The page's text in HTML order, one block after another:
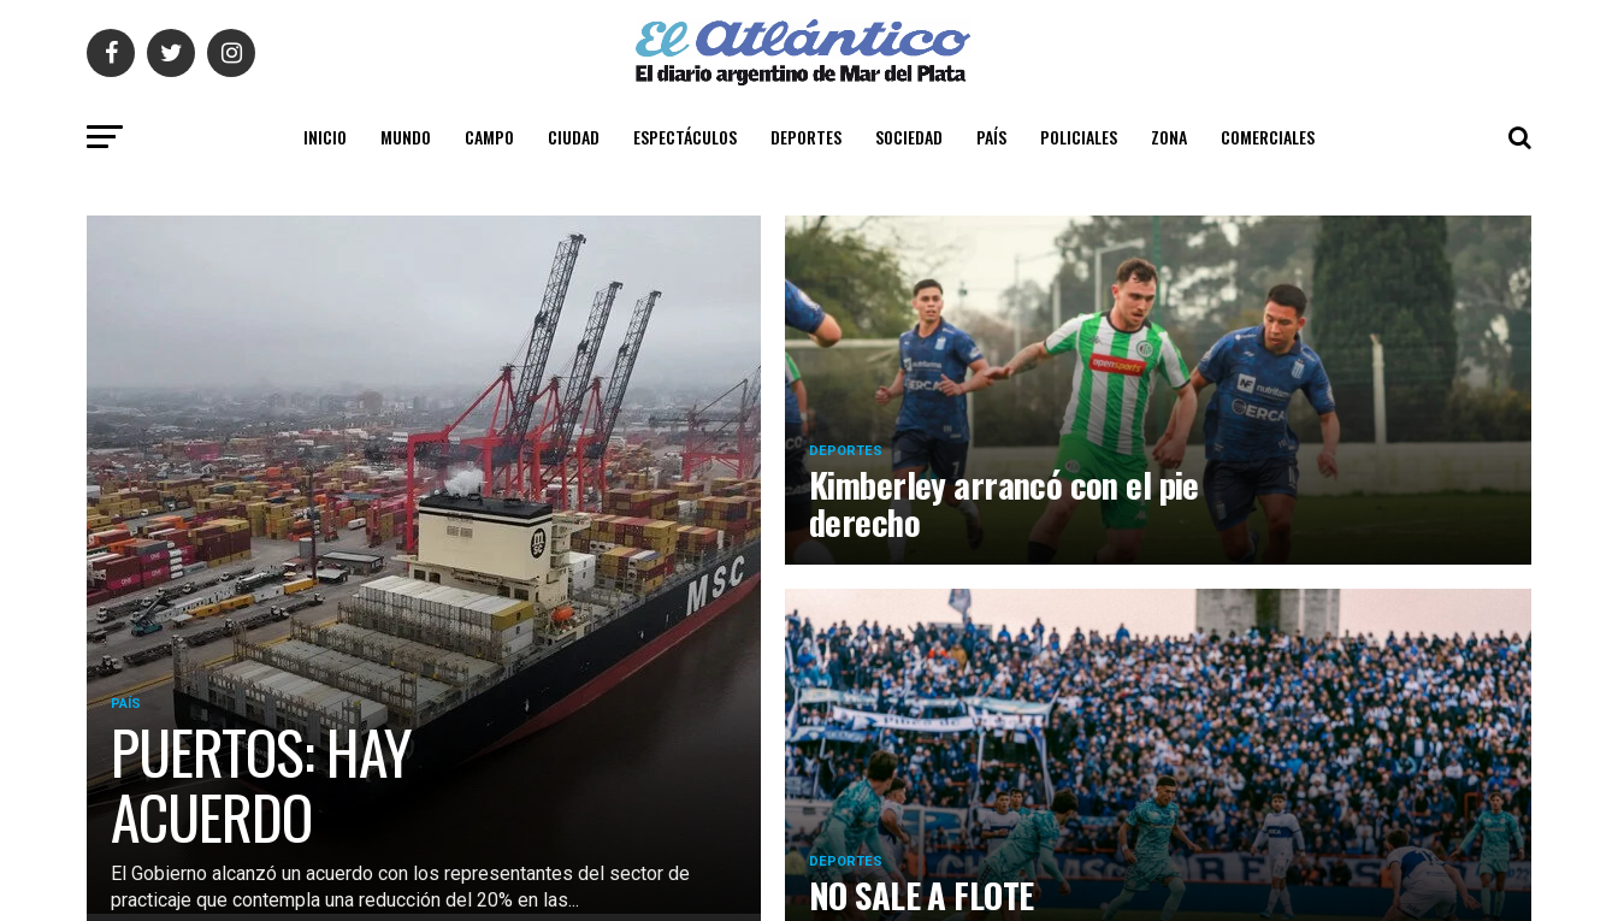
INICIO MUNDO CAMPO CIUDAD ESPECTÁCULOS DEPORTES SOCIEDAD PAÍS POLICIALES ZONA COMERCIALES
PAÍS
PUERTOS: HAY
ACUERDO
El Gobierno alcanzó un acuerdo con los representantes del sector de
practicaje que contempla una reducción del 20% en las...
DEPORTES
Kimberley arrancó con el pie
derecho
DEPORTES
NO SALE A FLOTE